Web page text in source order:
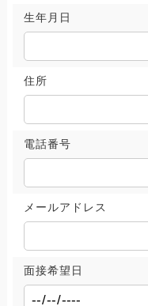
生年月日
住所
電話番号
メールアドレス
面接希望日